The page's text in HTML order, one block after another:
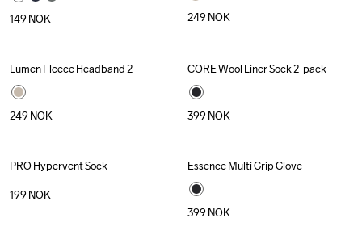
149 NOK 249 NOK
Lumen Fleece Headband 2
249 NOK
CORE Wool Liner Sock 2-pack
399 NOK
PRO Hypervent Sock
199 NOK
Essence Multi Grip Glove
399 NOK